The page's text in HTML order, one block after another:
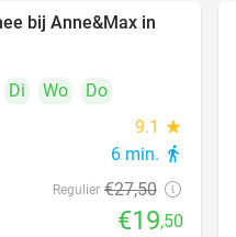
29%
bij Anne&Max in
Di Wo
Do
9.1 star
6 min. directions_walk
Regulier €27,50
€19,50